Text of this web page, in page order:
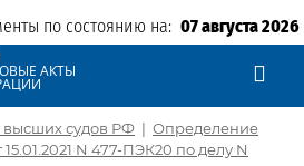
по состоянию на: 07 августа 2026
АКТЫ
высших судов РФ | Определение
N 477-ПЭК20 по делу N